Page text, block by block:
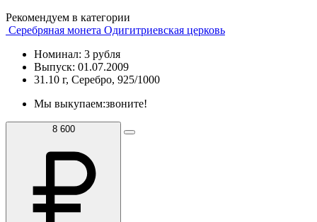
Рекомендуем в категории
Серебряная монета Одигитриевская церковь
Номинал: 3 рубля
Выпуск: 01.07.2009
31.10 г, Серебро, 925/1000
Мы выкупаем:звоните!
8 600